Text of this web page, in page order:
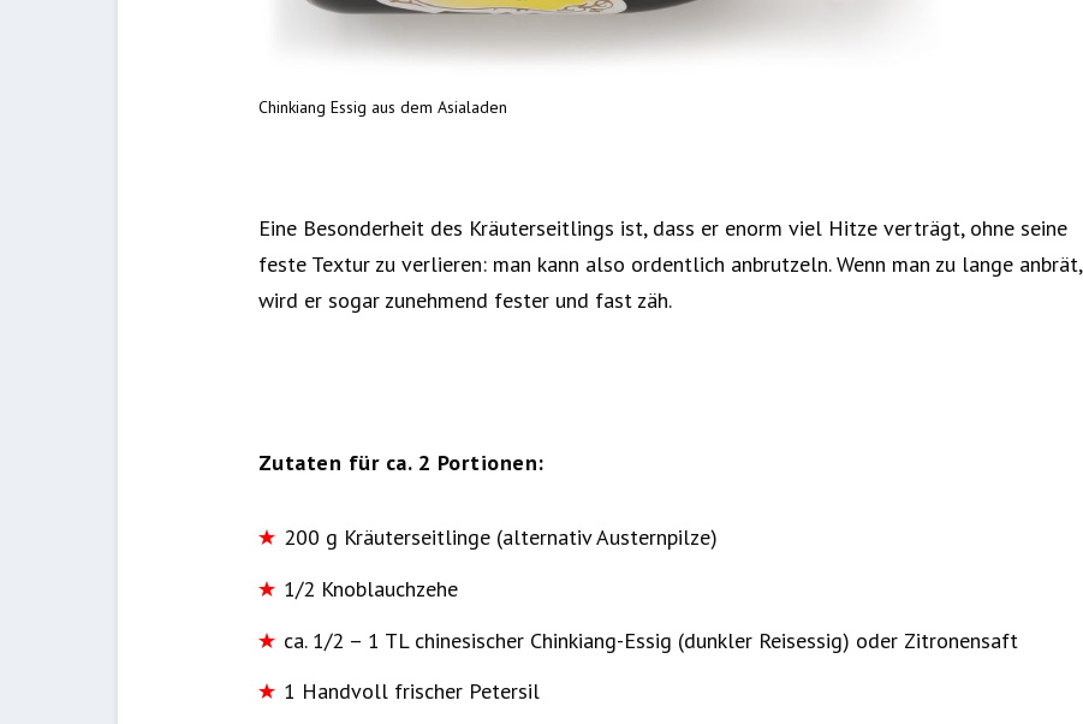
Chinkiang Essig aus dem Asialaden
Eine Besonderheit des Kräuterseitlings ist, dass er enorm viel Hitze verträgt, ohne seine
feste Textur zu verlieren: man kann also ordentlich anbrutzeln. Wenn man zu lange anbrät,
wird er sogar zunehmend fester und fast zäh.
Zutaten für ca. 2 Portionen:
200 g Kräuterseitlinge (alternativ Austernpilze)
1/2 Knoblauchzehe
ca. 1/2 – 1 TL chinesischer Chinkiang-Essig (dunkler Reisessig) oder Zitronensaft
1 Handvoll frischer Petersil